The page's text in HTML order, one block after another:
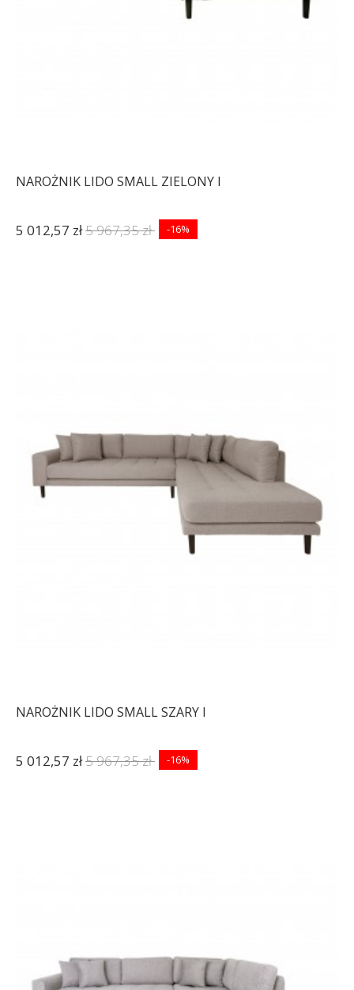
NAROŻNIK LIDO SMALL ZIELONY I
5 012,57 zł5 967,35 zł -16%
NAROŻNIK LIDO SMALL SZARY I
5 012,57 zł5 967,35 zł -16%